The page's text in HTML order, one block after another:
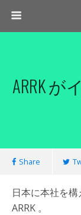
ARRK が
Share
日本に本社を
ARRK 。